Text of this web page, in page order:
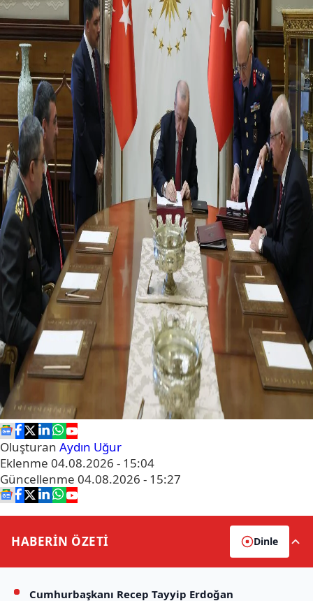
Oluşturan Aydın Uğur
Eklenme 04.08.2026 - 15:04
Güncellenme 04.08.2026 - 15:27
HABERİN ÖZETİ Dinle
Cumhurbaşkanı Recep Tayyip Erdoğan